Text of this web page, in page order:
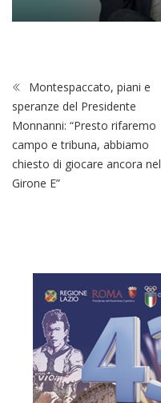
Montespaccato, piani e
speranze del Presidente
Monnanni: “Presto rifaremo
campo e tribuna, abbiamo
chiesto di giocare ancora nel
Girone E”